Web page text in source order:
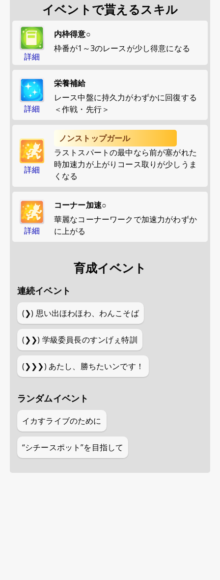
イベントで貰えるスキル
詳細
内枠得意○
枠番が1～3のレースが少し得意になる
詳細
栄養補給
レース中盤に持久力がわずかに回復する
＜作戦・先行＞
詳細
ノンストップガール
ラストスパートの最中なら前が塞がれた
時加速力が上がりコース取りが少しうま
くなる
詳細
コーナー加速○
華麗なコーナーワークで加速力がわずか
に上がる
育成イベント
連続イベント
(❯) 思い出ほわほわ、わんこそば
(❯❯) 学級委員長のすンげぇ特訓
(❯❯❯) あたし、勝ちたいンです！
ランダムイベント
イカすライブのために
“シチースポット”を目指して